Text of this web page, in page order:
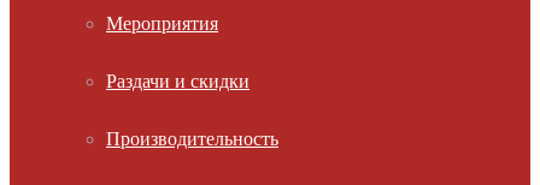
Мероприятия
Раздачи и скидки
Производительность